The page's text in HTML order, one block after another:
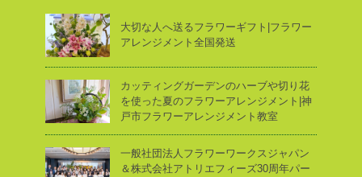
大切な人へ送るフラワーギフト|フラワー
アレンジメント全国発送
カッティングガーデンのハーブや切り花
を使った夏のフラワーアレンジメント|神
戸市フラワーアレンジメント教室
一般社団法人フラワーワークスジャパン
＆株式会社アトリエフィーズ30周年パー